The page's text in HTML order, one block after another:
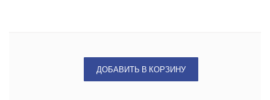
ДОБАВИТЬ В КОРЗИНУ